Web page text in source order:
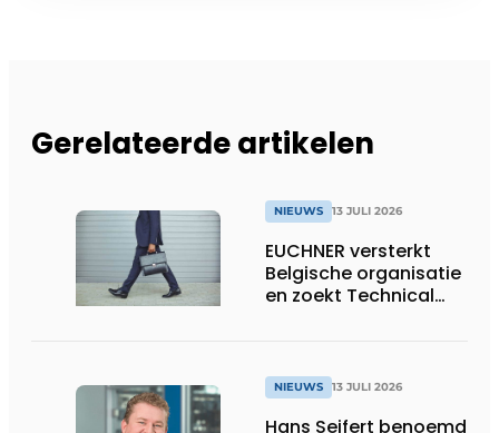
Gerelateerde artikelen
NIEUWS 13 JULI 2026
EUCHNER versterkt
Belgische organisatie
en zoekt Technical
NIEUWS 13 JULI 2026
Hans Seifert benoemd